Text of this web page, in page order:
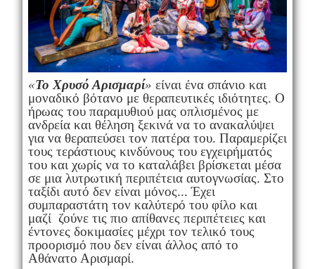
«Το Χρυσό Αρισμαρί» είναι ένα σπάνιο και
μοναδικό βότανο με θεραπευτικές ιδιότητες. Ο
ήρωας του παραμυθιού μας οπλισμένος με
ανδρεία και θέληση ξεκινά να το ανακαλύψει
για να θεραπεύσει τον πατέρα του. Παραμερίζει
τους τεράστιους κινδύνους του εγχειρήματός
του και χωρίς να το καταλάβει βρίσκεται μέσα
σε μια λυτρωτική περιπέτεια αυτογνωσίας. Στο
ταξίδι αυτό δεν είναι μόνος... Έχει
συμπαραστάτη τον καλύτερό του φίλο και
μαζί ζούνε τις πιο απίθανες περιπέτειες και
έντονες δοκιμασίες μέχρι τον τελικό τους
προορισμό που δεν είναι άλλος από το
Αθάνατο Αρισμαρί.